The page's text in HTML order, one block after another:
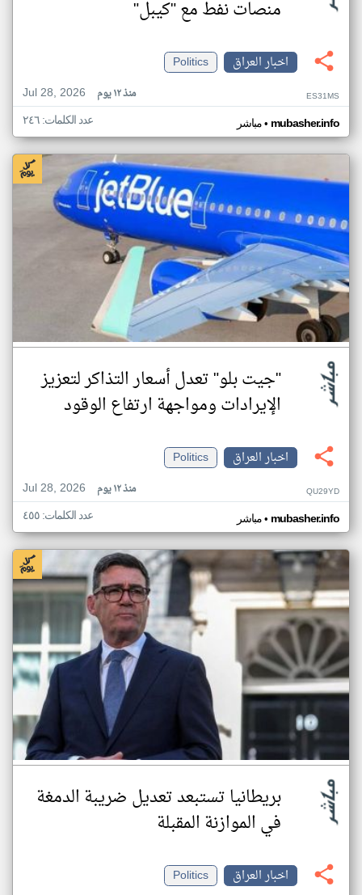
منصات نفط مع "كيبل"
اخبار العراق
Politics
Jul 28, 2026
منذ ١٢ يوم ES31MS
مباشر• mubasher.info عدد الكلمات: ٢٤٦
"جيت بلو" تعدل أسعار التذاكر لتعزيز
الإيرادات ومواجهة ارتفاع الوقود
اخبار العراق
Politics
Jul 28, 2026
منذ ١٢ يوم QU29YD
مباشر• mubasher.info عدد الكلمات: ٤٥٥
بريطانيا تستبعد تعديل ضريبة الدمغة
في الموازنة المقبلة
اخبار العراق
Politics